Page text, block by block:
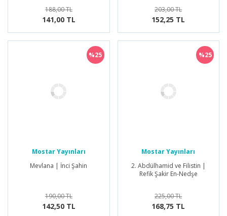
188,00 TL
141,00 TL
203,00 TL
152,25 TL
%25
Mostar Yayınları
Mevlana | İnci Şahin
190,00 TL
142,50 TL
%25
Mostar Yayınları
2. Abdülhamid ve Filistin |
Refik Şakir En-Nedşe
225,00 TL
168,75 TL